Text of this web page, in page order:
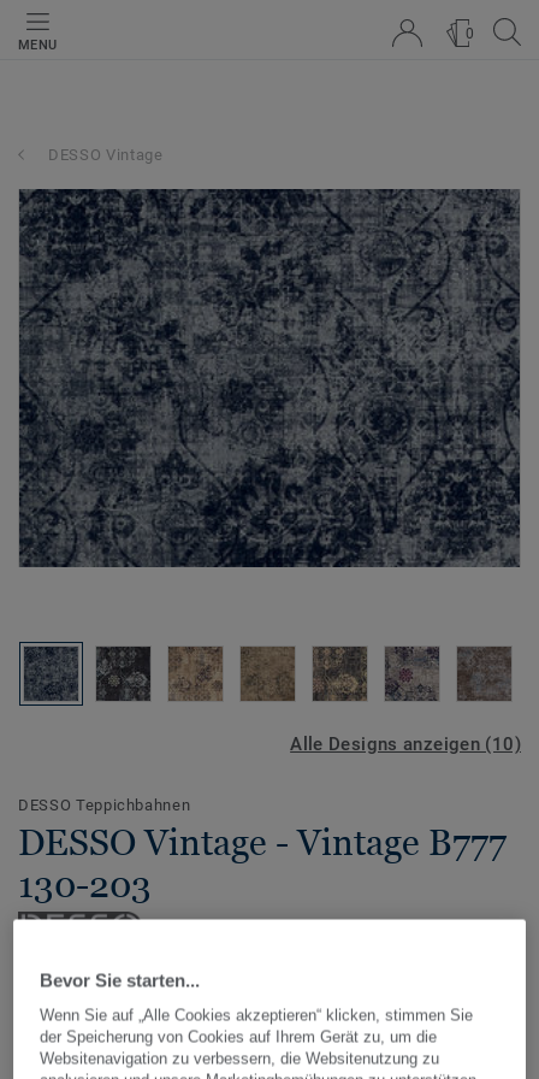
MENU
0
DESSO Vintage
Alle Designs anzeigen (10)
DESSO Teppichbahnen
DESSO Vintage - Vintage B777
130-203
Die klassisch verblassten Muster dieser Teppichboden
Kollektion in zeitgemäßen Farben erzeugen einen Vintage-
Look, der zu modernen Interior-Trends passt. Desso
Vintage lässt sich leicht mit verschiedenen Stilen
Bevor Sie starten...
Wenn Sie auf „Alle Cookies akzeptieren“ klicken, stimmen Sie
der Speicherung von Cookies auf Ihrem Gerät zu, um die
Websitenavigation zu verbessern, die Websitenutzung zu